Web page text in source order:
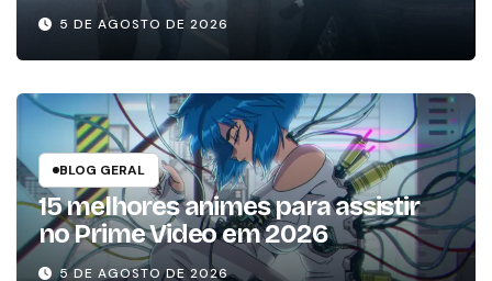
Stephen King
5 DE AGOSTO DE 2026
BLOG GERAL
15 melhores animes para assistir
no Prime Video em 2026
5 DE AGOSTO DE 2026